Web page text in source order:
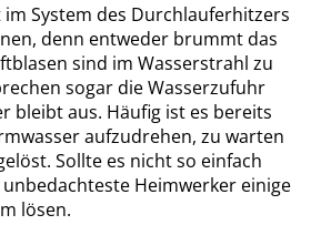
System des Durchlauferhitzers
denn entweder brummt das
sind im Wasserstrahl zu
sogar die Wasserzufuhr
bleibt aus. Häufig ist es bereits
aufzudrehen, zu warten
Sollte es nicht so einfach
Heimwerker einige
lösen.